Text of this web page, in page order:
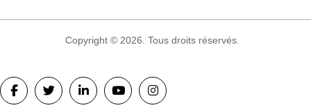
Copyright © 2026. Tous droits réservés.